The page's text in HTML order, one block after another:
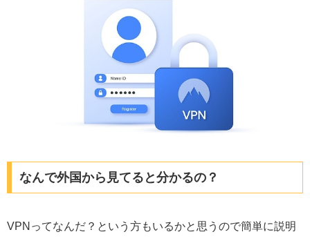
なんで外国から見てると分かるの？
VPNってなんだ？という方もいるかと思うので簡単に説明